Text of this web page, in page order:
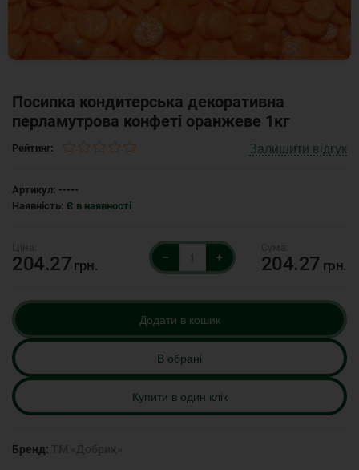
Посипка кондитерська декоративна
перламутрова конфеті оранжеве 1кг
Рейтинг: Залишити відгук
Артикул: -----
Наявність: Є в наявності
204.27 грн.
– + 204.27 грн.
Додати в кошик
В обрані
Купити в один клік
Бренд: